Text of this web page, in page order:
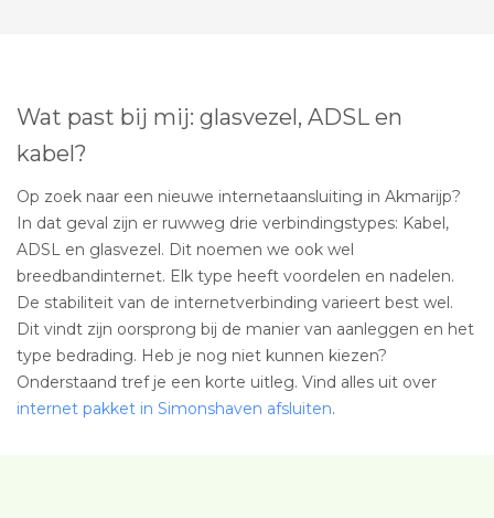
Wat past bij mij: glasvezel, ADSL en
kabel?
Op zoek naar een nieuwe internetaansluiting in Akmarijp?
In dat geval zijn er ruwweg drie verbindingstypes: Kabel,
ADSL en glasvezel. Dit noemen we ook wel
breedbandinternet. Elk type heeft voordelen en nadelen.
De stabiliteit van de internetverbinding varieert best wel.
Dit vindt zijn oorsprong bij de manier van aanleggen en het
type bedrading. Heb je nog niet kunnen kiezen?
Onderstaand tref je een korte uitleg. Vind alles uit over
internet pakket in Simonshaven afsluiten.